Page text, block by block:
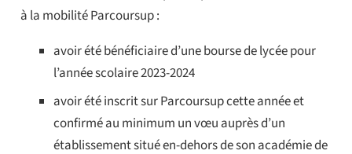
à la mobilité Parcoursup :
avoir été bénéficiaire d’une bourse de lycée pour
l’année scolaire 2023-2024
avoir été inscrit sur Parcoursup cette année et
confirmé au minimum un vœu auprès d’un
établissement situé en-dehors de son académie de